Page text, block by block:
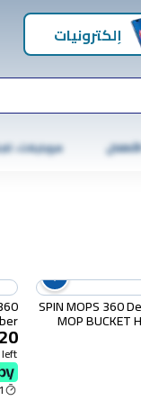
إلكترونيات
موبايلات،
SPIN MOPS 360
MOP BUCKET
WITH